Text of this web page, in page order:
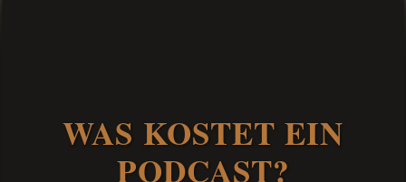
WAS KOSTET EIN
PODCAST?